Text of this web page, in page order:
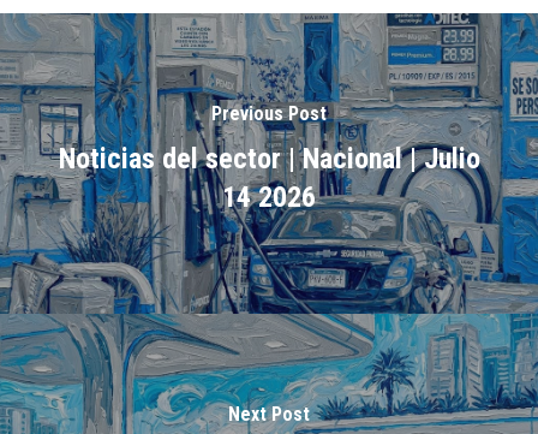
Previous Post
Noticias del sector | Nacional | Julio
14 2026
Next Post